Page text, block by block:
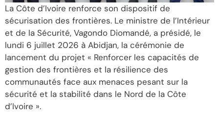
La Côte d’Ivoire renforce son dispositif de
sécurisation des frontières. Le ministre de l’Intérieur
et de la Sécurité, Vagondo Diomandé, a présidé, le
lundi 6 juillet 2026 à Abidjan, la cérémonie de
lancement du projet « Renforcer les capacités de
gestion des frontières et la résilience des
communautés face aux menaces pesant sur la
sécurité et la stabilité dans le Nord de la Côte
d’Ivoire ».